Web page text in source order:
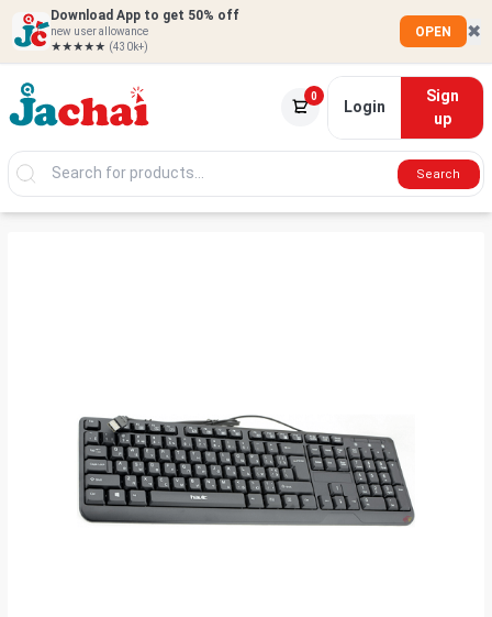
Download App to get 50% off
new user allowance
★★★★★ (430k+)
OPEN ✖
0
Login
Sign
up
Search